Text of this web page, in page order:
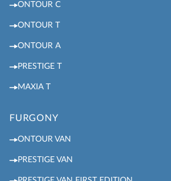
ONTOUR C
ONTOUR T
ONTOUR A
PRESTIGE T
MAXIA T
FURGONY
ONTOUR VAN
PRESTIGE VAN